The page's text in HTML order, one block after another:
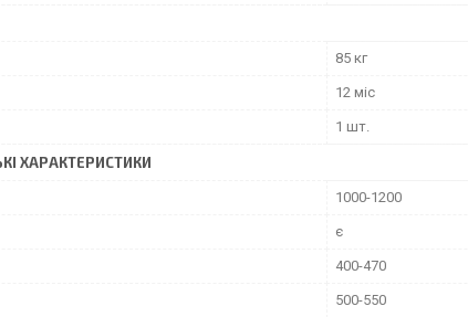
85 кг
12 міс
1 шт.
ХАРАКТЕРИСТИКИ
1000-1200
є
400-470
500-550